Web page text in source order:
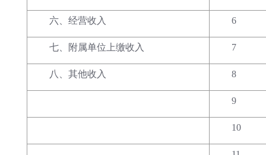
六、经营收入 6
七、附属单位上缴收入 7
八、其他收入 8
9
10